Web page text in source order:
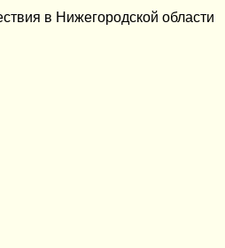
в Нижегородской области